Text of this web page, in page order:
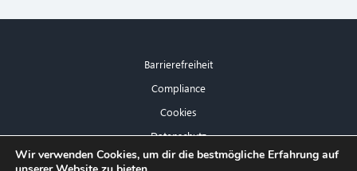
Barrierefreiheit
Compliance
Cookies
Datenschutz
Impressum
Wir verwenden Cookies, um dir die bestmögliche Erfahrung auf×